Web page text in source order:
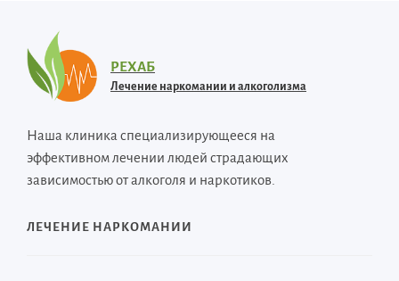
РЕХАБ
Лечение наркомании и алкоголизма
Наша клиника специализирующееся на
эффективном лечении людей страдающих
зависимостью от алкоголя и наркотиков.
ЛЕЧЕНИЕ НАРКОМАНИИ